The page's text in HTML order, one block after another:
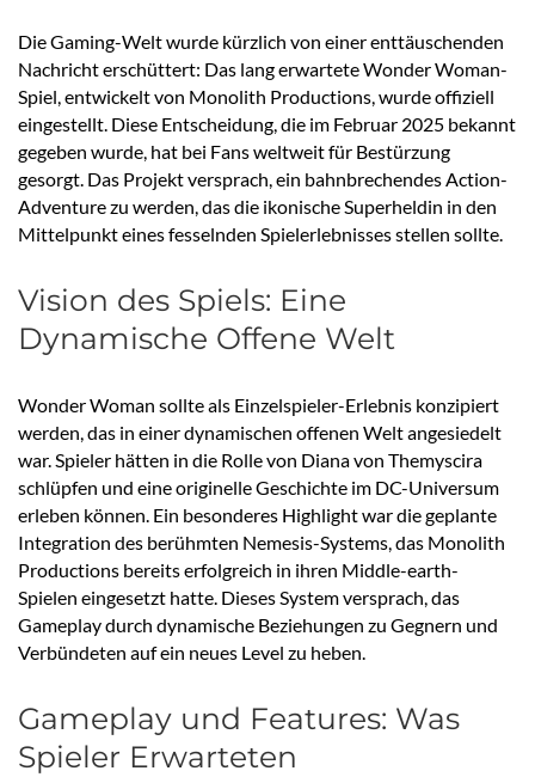
Die Gaming-Welt wurde kürzlich von einer enttäuschenden
Nachricht erschüttert: Das lang erwartete Wonder Woman-
Spiel, entwickelt von Monolith Productions, wurde offiziell
eingestellt. Diese Entscheidung, die im Februar 2025 bekannt
gegeben wurde, hat bei Fans weltweit für Bestürzung
gesorgt. Das Projekt versprach, ein bahnbrechendes Action-
Adventure zu werden, das die ikonische Superheldin in den
Mittelpunkt eines fesselnden Spielerlebnisses stellen sollte.
Vision des Spiels: Eine
Dynamische Offene Welt
Wonder Woman sollte als Einzelspieler-Erlebnis konzipiert
werden, das in einer dynamischen offenen Welt angesiedelt
war. Spieler hätten in die Rolle von Diana von Themyscira
schlüpfen und eine originelle Geschichte im DC-Universum
erleben können. Ein besonderes Highlight war die geplante
Integration des berühmten Nemesis-Systems, das Monolith
Productions bereits erfolgreich in ihren Middle-earth-
Spielen eingesetzt hatte. Dieses System versprach, das
Gameplay durch dynamische Beziehungen zu Gegnern und
Verbündeten auf ein neues Level zu heben.
Gameplay und Features: Was
Spieler Erwarteten